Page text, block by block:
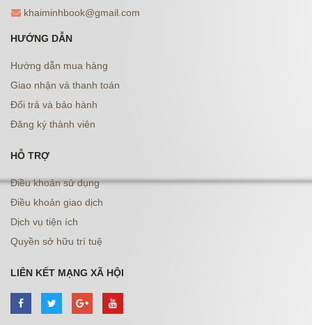
khaiminhbook@gmail.com
HƯỚNG DẪN
Hướng dẫn mua hàng
Giao nhận và thanh toán
Đổi trả và bảo hành
Đăng ký thành viên
HỖ TRỢ
Điều khoản sử dụng
Điều khoản giao dịch
Dịch vụ tiện ích
Quyền sở hữu trí tuệ
LIÊN KẾT MẠNG XÃ HỘI